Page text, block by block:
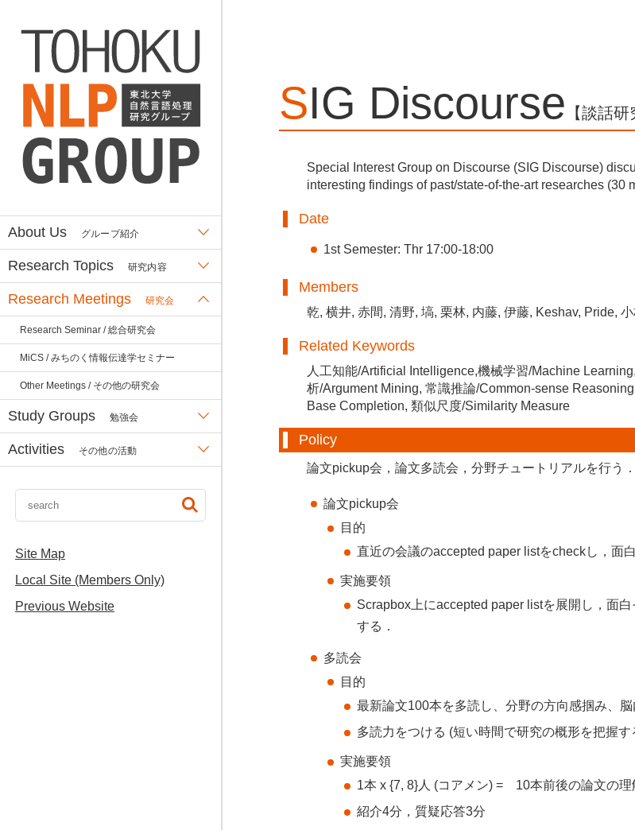
About Us グループ紹介
Research Topics 研究内容
Research Meetings 研究会
Research Seminar / 総合研究会
MiCS / みちのく情報伝達学セミナー
Other Meetings / その他の研究会
Study Groups 勉強会
Activities その他の活動
Site Map
Local Site (Members Only)
Previous Website
SIG Discourse 【談話研
Special Interest Group on Discourse (SIG Discourse)
interesting findings of past/state-of-the-art researches (30
Date
1st Semester: Thr 17:00-18:00
Members
乾, 横井, 赤間, 清野, 塙, 栗林, 内藤, 伊藤, Keshav, Pride,
Related Keywords
人工知能/Artificial Intelligence,機械学習/Machine
析/Argument Mining, 常識推論/Common-sense
Base Completion, 類似尺度/Similarity Measure
Policy
論文pickup会，論文多読会，分野チュートリアルを行う．
論文pickup会
目的
直近の会議のaccepted paper listをcheckし，面
実施要領
Scrapbox上にaccepted paper listを展開し，面
する．
多読会
目的
最新論文100本を多読し、分野の方向感掴み、
多読力をつける (短い時間で研究の概形を把握
実施要領
1本 x {7, 8}人 (コアメン) = 10本前後の論文の理
紹介4分，質疑応答3分